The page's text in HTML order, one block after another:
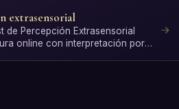
extrasensorial
de Percepción Extrasensorial
online con interpretación por